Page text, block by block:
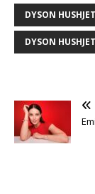
DYSON
DYSON